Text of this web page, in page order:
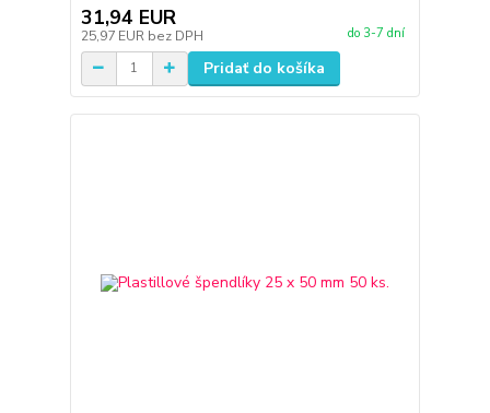
31,94 EUR
25,97 EUR bez DPH do 3-7 dní
Pridať do košíka